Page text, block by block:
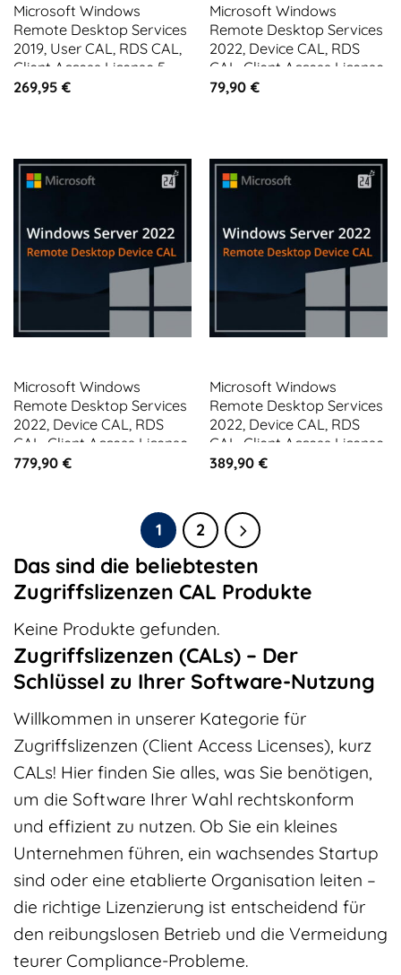
Microsoft Windows
Remote Desktop Services
2019, User CAL, RDS CAL,
Client Access License 5
CALs
269,95 €
Microsoft Windows
Remote Desktop Services
2022, Device CAL, RDS
CAL, Client Access License
1 CAL
79,90 €
Microsoft Windows
Remote Desktop Services
2022, Device CAL, RDS
CAL, Client Access License
10 CALs
779,90 €
Microsoft Windows
Remote Desktop Services
2022, Device CAL, RDS
CAL, Client Access License
5 CALs
389,90 €
1 2
Das sind die beliebtesten
Zugriffslizenzen CAL Produkte
Keine Produkte gefunden.
Zugriffslizenzen (CALs) – Der
Schlüssel zu Ihrer Software-Nutzung
Willkommen in unserer Kategorie für
Zugriffslizenzen (Client Access Licenses), kurz
CALs! Hier finden Sie alles, was Sie benötigen,
um die Software Ihrer Wahl rechtskonform
und effizient zu nutzen. Ob Sie ein kleines
Unternehmen führen, ein wachsendes Startup
sind oder eine etablierte Organisation leiten –
die richtige Lizenzierung ist entscheidend für
den reibungslosen Betrieb und die Vermeidung
teurer Compliance-Probleme.